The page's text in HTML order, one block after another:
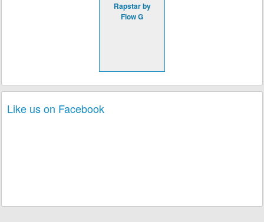
Rapstar by
Flow G
Like us on Facebook